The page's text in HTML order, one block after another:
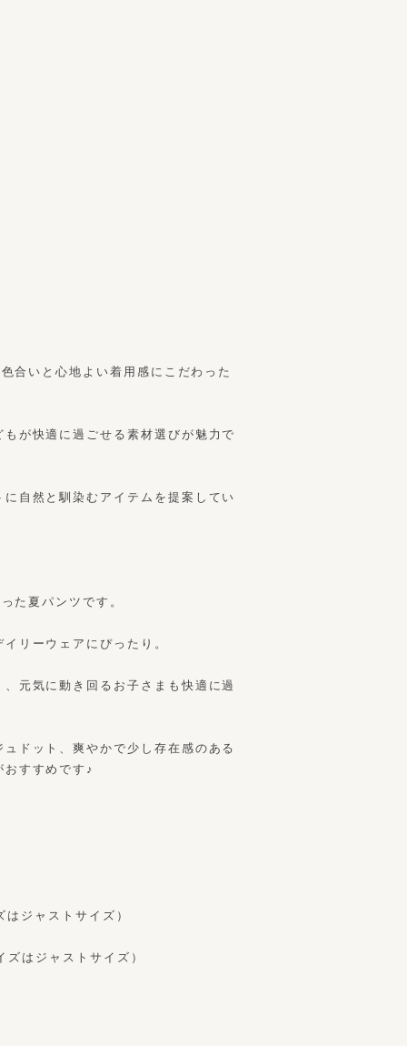
合いと心地よい着用感にこだわった
が快適に過ごせる素材選びが魅力で
自然と馴染むアイテムを提案してい
た夏パンツです。
リーウェアにぴったり。
元気に動き回るお子さまも快適に過
ドット、爽やかで少し存在感のある
すすめです♪
ジャストサイズ）
はジャストサイズ）